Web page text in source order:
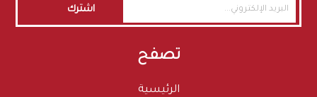
اشترك
تصفح
الرئيسية